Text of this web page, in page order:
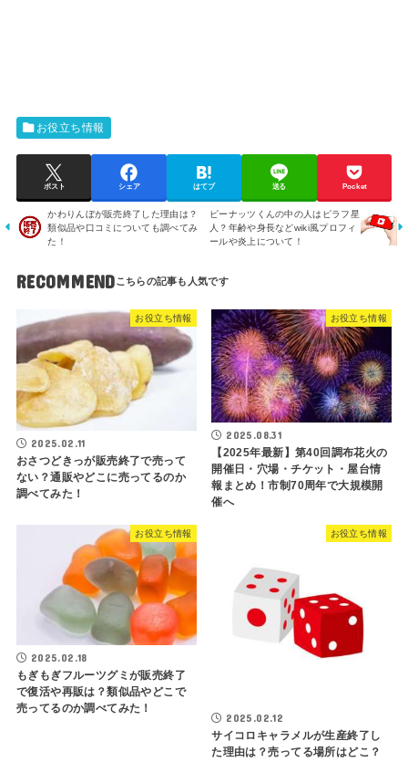
お役立ち情報
ポスト シェア はてブ 送る Pocket
かわりんぼが販売終了した理由は？
類似品や口コミについても調べてみ
た！
ピーナッツくんの中の人はピラフ星
人？年齢や身長などwiki風プロフィ
ールや炎上について！
RECOMMEND
お役立ち情報
2025.02.11
おさつどきっが販売終了で売って
ない？通販やどこに売ってるのか
調べてみた！
お役立ち情報
2025.08.31
【2025年最新】第40回調布花火の
開催日・穴場・チケット・屋台情
報まとめ！市制70周年で大規模開
催へ
お役立ち情報
2025.02.18
もぎもぎフルーツグミが販売終了
で復活や再販は？類似品やどこで
売ってるのか調べてみた！
お役立ち情報
2025.02.12
サイコロキャラメルが生産終了し
た理由は？売ってる場所はどこ？